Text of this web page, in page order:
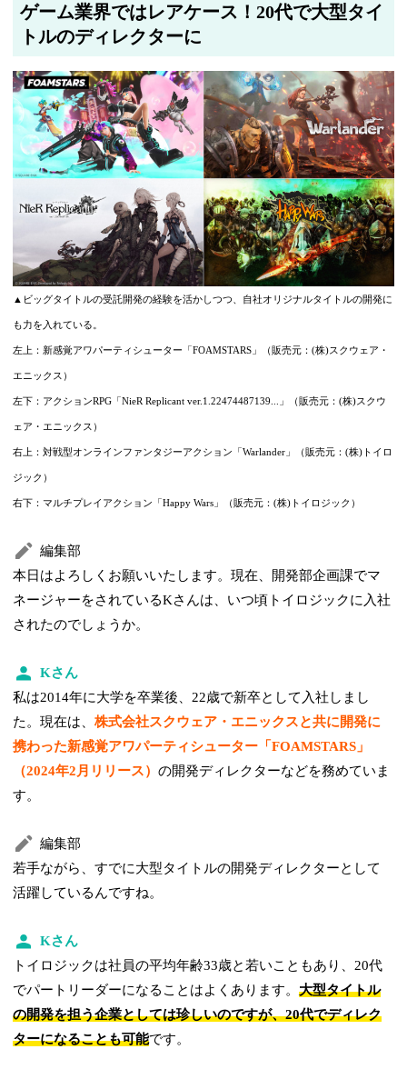
ゲーム業界ではレアケース！20代で大型タイ
トルのディレクターに
▲ビッグタイトルの受託開発の経験を活かしつつ、自社オリジナルタイトルの開発に
も力を入れている。
左上：新感覚アワパーティシューター「FOAMSTARS」（販売元：(株)スクウェア・
エニックス）
左下：アクションRPG「NieR Replicant ver.1.22474487139...」（販売元：(株)スクウ
ェア・エニックス）
右上：対戦型オンラインファンタジーアクション「Warlander」（販売元：(株)トイロ
ジック）
右下：マルチプレイアクション「Happy Wars」（販売元：(株)トイロジック）
編集部
本日はよろしくお願いいたします。現在、開発部企画課でマ
ネージャーをされているKさんは、いつ頃トイロジックに入社
されたのでしょうか。
Kさん
私は2014年に大学を卒業後、22歳で新卒として入社しまし
た。現在は、株式会社スクウェア・エニックスと共に開発に
携わった新感覚アワパーティシューター「FOAMSTARS」
（2024年2月リリース）の開発ディレクターなどを務めていま
す。
編集部
若手ながら、すでに大型タイトルの開発ディレクターとして
活躍しているんですね。
Kさん
トイロジックは社員の平均年齢33歳と若いこともあり、20代
でパートリーダーになることはよくあります。大型タイトル
の開発を担う企業としては珍しいのですが、20代でディレク
ターになることも可能です。